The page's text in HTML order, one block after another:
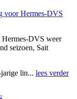
voor Hermes-DVS
DVS weer
seizoen, Sait
lin... lees verder